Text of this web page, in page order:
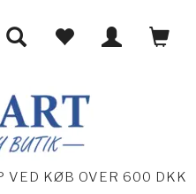
VED KØB OVER 600 DKK